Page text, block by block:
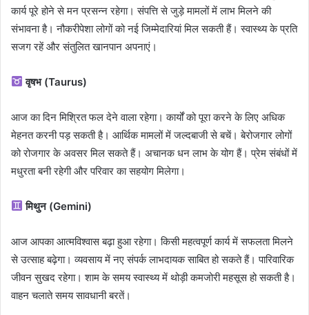
कार्य पूरे होने से मन प्रसन्न रहेगा। संपत्ति से जुड़े मामलों में लाभ मिलने की
संभावना है। नौकरीपेशा लोगों को नई जिम्मेदारियां मिल सकती हैं। स्वास्थ्य के प्रति
सजग रहें और संतुलित खानपान अपनाएं।
वृषभ (Taurus)
आज का दिन मिश्रित फल देने वाला रहेगा। कार्यों को पूरा करने के लिए अधिक
मेहनत करनी पड़ सकती है। आर्थिक मामलों में जल्दबाजी से बचें। बेरोजगार लोगों
को रोजगार के अवसर मिल सकते हैं। अचानक धन लाभ के योग हैं। प्रेम संबंधों में
मधुरता बनी रहेगी और परिवार का सहयोग मिलेगा।
मिथुन (Gemini)
आज आपका आत्मविश्वास बढ़ा हुआ रहेगा। किसी महत्वपूर्ण कार्य में सफलता मिलने
से उत्साह बढ़ेगा। व्यवसाय में नए संपर्क लाभदायक साबित हो सकते हैं। पारिवारिक
जीवन सुखद रहेगा। शाम के समय स्वास्थ्य में थोड़ी कमजोरी महसूस हो सकती है।
वाहन चलाते समय सावधानी बरतें।